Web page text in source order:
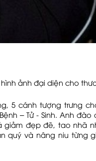
ảnh đại diện cho
5 cánh tượng trưng
– Tử - Sinh. Anh đào
giảm đẹp đẽ, tao nhã
quý và nâng niu từng